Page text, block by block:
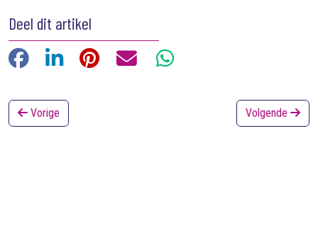
Deel dit artikel
FacebookLinkedIn Pinterest E-mailWhatsApp
Vorige Volgende